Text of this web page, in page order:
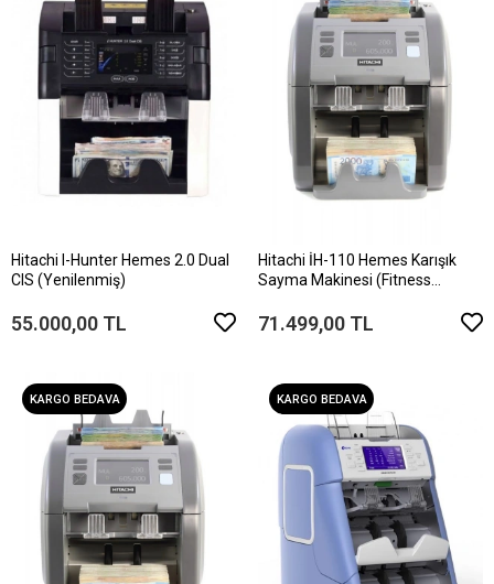
Hitachi I-Hunter Hemes 2.0 Dual
CIS (Yenilenmiş)
55.000,00 TL
Hitachi İH-110 Hemes Karışık
Sayma Makinesi (Fitness
71.499,00 TL
KARGO BEDAVA KARGO BEDAVA